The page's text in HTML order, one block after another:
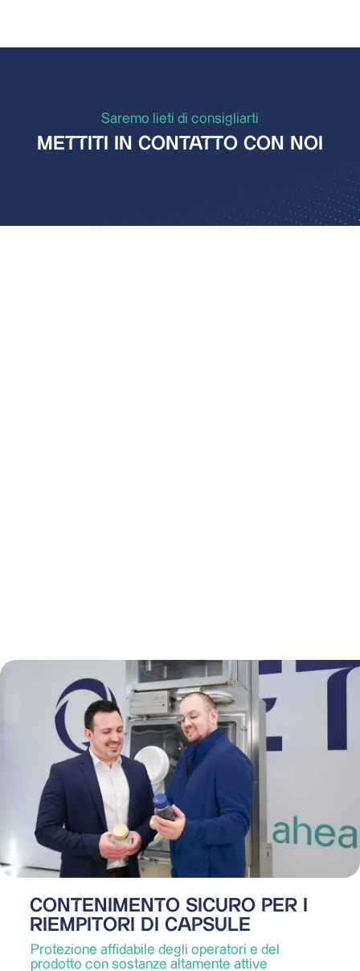
Saremo lieti di consigliarti
METTITI IN CONTATTO CON NOI
sknasel@het-
CONTENIMENTO SICURO PER I
RIEMPITORI DI CAPSULE
Protezione affidabile degli operatori e del
prodotto con sostanze altamente attive